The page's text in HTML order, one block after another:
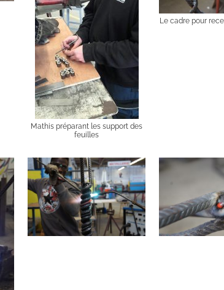
Mathis préparant les support des
feuilles
Le cadre pour